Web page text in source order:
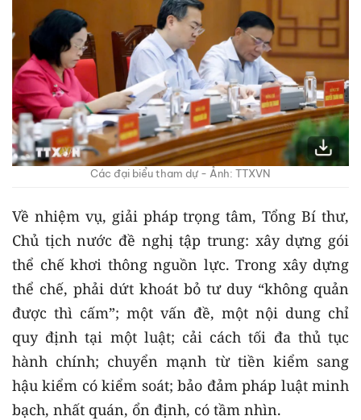
Các đại biểu tham dự - Ảnh: TTXVN
Về nhiệm vụ, giải pháp trọng tâm, Tổng Bí thư,
Chủ tịch nước đề nghị tập trung: xây dựng gói
thể chế khơi thông nguồn lực. Trong xây dựng
thể chế, phải dứt khoát bỏ tư duy “không quản
được thì cấm”; một vấn đề, một nội dung chỉ
quy định tại một luật; cải cách tối đa thủ tục
hành chính; chuyển mạnh từ tiền kiểm sang
hậu kiểm có kiểm soát; bảo đảm pháp luật minh
bạch, nhất quán, ổn định, có tầm nhìn.